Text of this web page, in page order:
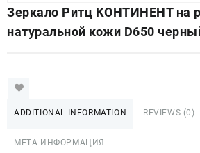
Зеркало Ритц КОНТИНЕНТ на
натуральной кожи D650
ADDITIONAL INFORMATION REVIEWS (0)
МЕТА ИНФОРМАЦИЯ